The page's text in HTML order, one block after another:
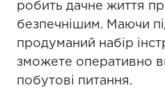
робить дачне життя
безпечнішим. Маючи
продуманий набір
зможете оперативно
побутові питання.